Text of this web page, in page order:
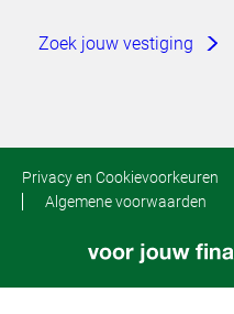
Zoek jouw vestiging
Privacy en Cookievoorkeuren
Algemene voorwaarden